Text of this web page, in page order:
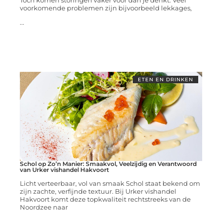
voorkomende problemen zijn bijvoorbeeld lekkages,
...
ETEN EN DRINKEN
Schol op Zo’n Manier: Smaakvol, Veelzijdig en Verantwoord
van Urker vishandel Hakvoort
Licht verteerbaar, vol van smaak Schol staat bekend om
zijn zachte, verfijnde textuur. Bij Urker vishandel
Hakvoort komt deze topkwaliteit rechtstreeks van de
Noordzee naar